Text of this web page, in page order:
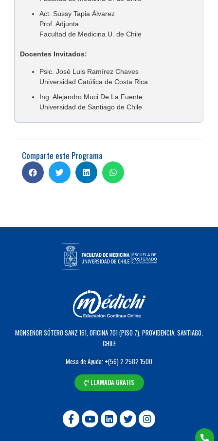
Act. Sussy Tapia Álvarez
Prof. Adjunta
Facultad de Medicina U. de Chile
Docentes Invitados:
Psic. José Luis Ramírez Chaves
Universidad Católica de Costa Rica
Ing. Alejandro Muci De La Fuente
Universidad de Santiago de Chile
Comparte este Programa
MONSEÑOR SÓTERO SANZ 161, OFICINA 701 (PISO 7), PROVIDENCIA, SANTIAGO,
CHILE
Mesa de Ayuda: +(56) 2 2582 1500
LLAMADA GRATIS